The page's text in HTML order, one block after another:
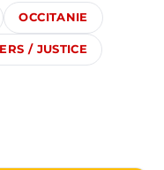
OCCITANIE
/ JUSTICE